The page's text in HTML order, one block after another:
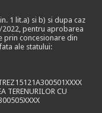
1 lit.a) si b) si dupa caz
2022, pentru aprobarea
prin concesionare din
ale statului:
TERENURILOR CU